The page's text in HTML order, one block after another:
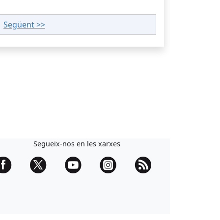
Següent >>
Segueix-nos en les xarxes